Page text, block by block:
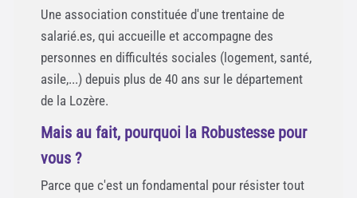
Une association constituée d'une trentaine de
salarié.es, qui accueille et accompagne des
personnes en difficultés sociales (logement, santé,
asile,...) depuis plus de 40 ans sur le département
de la Lozère.
Mais au fait, pourquoi la Robustesse pour
vous ?
Parce que c'est un fondamental pour résister tout